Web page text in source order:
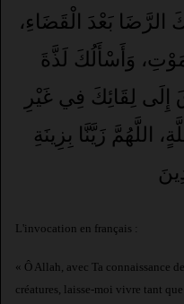
الرَّضَا بَعْدَ الْقَضَاءِ،
وَأَسْأَلُكَ لَذَّةَ
إِلَى لِقَائِكَ فِي غَيْرِ
اللَّهُمَّ زَيَّنَّا بِزِينَةِ
L'invocation en français :
« Ô Allah, avec Ta connaissance
créatures, laisse-moi vivre tant